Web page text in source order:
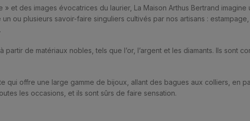
et des images évocatrices du laurier, La Maison Arthus Bertrand
ou plusieurs savoir-faire singuliers cultivés par nos artisans :
de matériaux nobles, tels que l’or, l’argent et les diamants. Ils sont
qui offre une large gamme de bijoux, allant des bagues aux colliers, en
les occasions, et ils sont sûrs de faire sensation.